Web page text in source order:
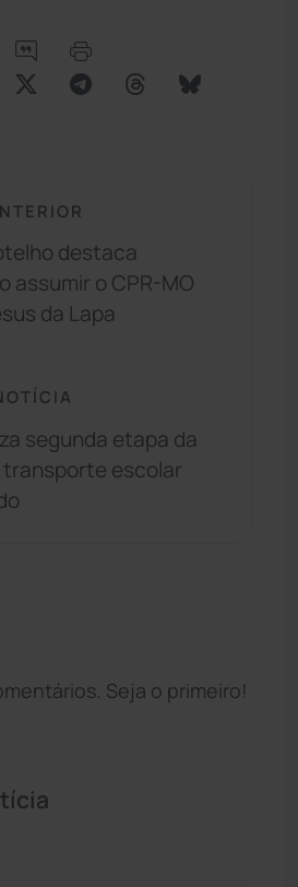
destaca
assumir o CPR-MO
da Lapa
segunda etapa da
escolar
Seja o primeiro!